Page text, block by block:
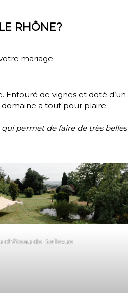
RHÔNE?
mariage :
. Entouré de vignes et doté d’un
a tout pour plaire.
permet de faire de très belles
château de Bellevue